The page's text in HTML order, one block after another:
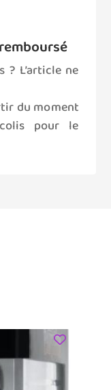
? L’article ne
du moment
pour le